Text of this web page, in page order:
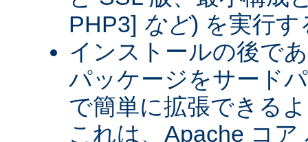
PHP3] など) を実行
インストールの後で
パッケージをサード
で簡単に拡張できる
これは、Apache コ